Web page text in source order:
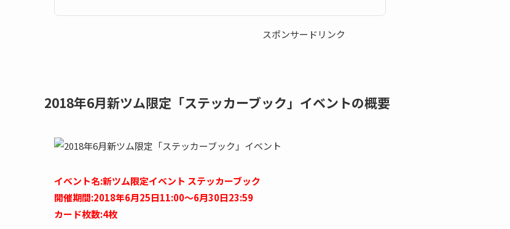
ツム、報酬などのまとめです。6月はイベントが2つ開催2018年6月は2つの
ィズニー・ストーリー・ブックス ・新ツ...スポンサードリンク
2018年6月新ツム限定「ステッカーブック」イベントの概要
イベント名:新ツム限定イベント ステッカーブック
開催期間:2018年6月25日11:00～6月30日23:59
カード枚数:4枚